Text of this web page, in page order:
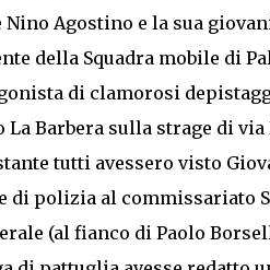
Nino Agostino e la sua
della Squadra mobile di
di clamorosi
La Barbera sulla strage di
tutti avessero visto
di polizia al commissariato
(al fianco di Paolo